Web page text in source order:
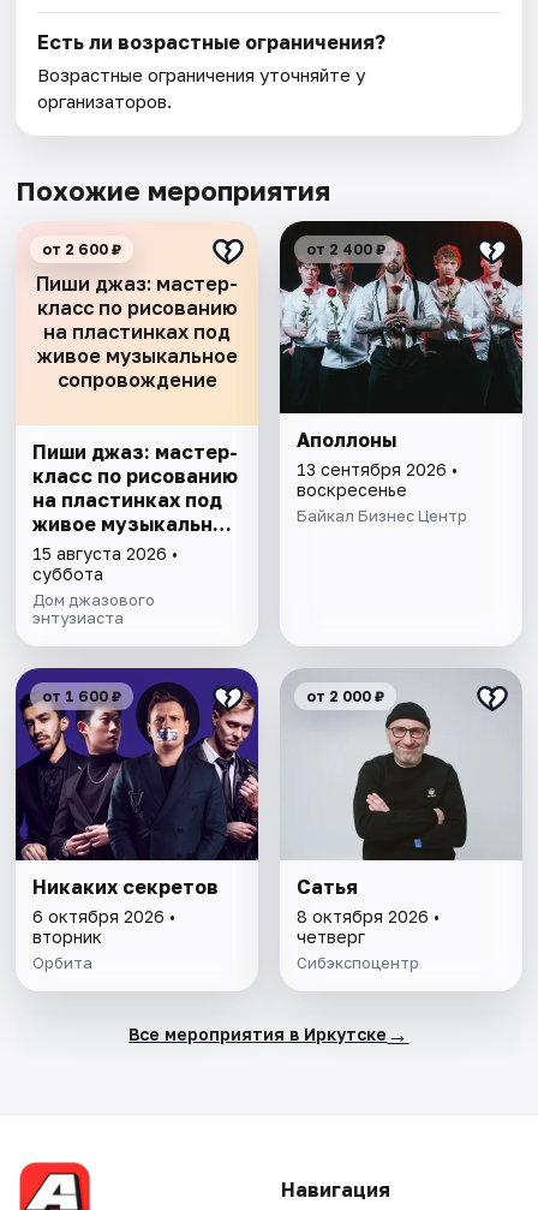
Есть ли возрастные ограничения?
Возрастные ограничения уточняйте у
организаторов.
Похожие мероприятия
Пиши джаз: мастер-
класс по рисованию
на пластинках под
живое музыкальное
сопровождение
от 2 600 ₽
Пиши джаз: мастер-
класс по рисованию
на пластинках под
живое музыкальное
сопровождение
15 августа 2026 •
суббота
Дом джазового
энтузиаста
от 2 400 ₽
Аполлоны
13 сентября 2026 •
воскресенье
Байкал Бизнес Центр
от 1 600 ₽
Никаких секретов
6 октября 2026 •
вторник
Орбита
от 2 000 ₽
Сатья
8 октября 2026 •
четверг
Сибэкспоцентр
Все мероприятия в Иркутске →
Навигация